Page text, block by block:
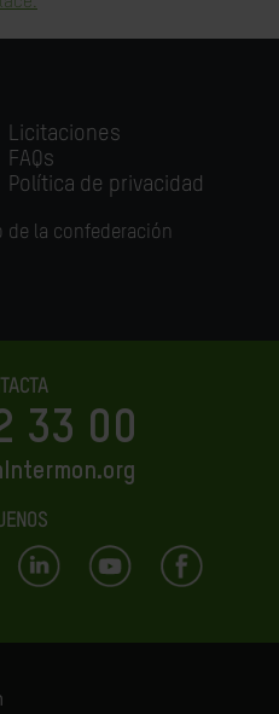
Licitaciones
FAQs
Política de privacidad
de la confederación
33 00